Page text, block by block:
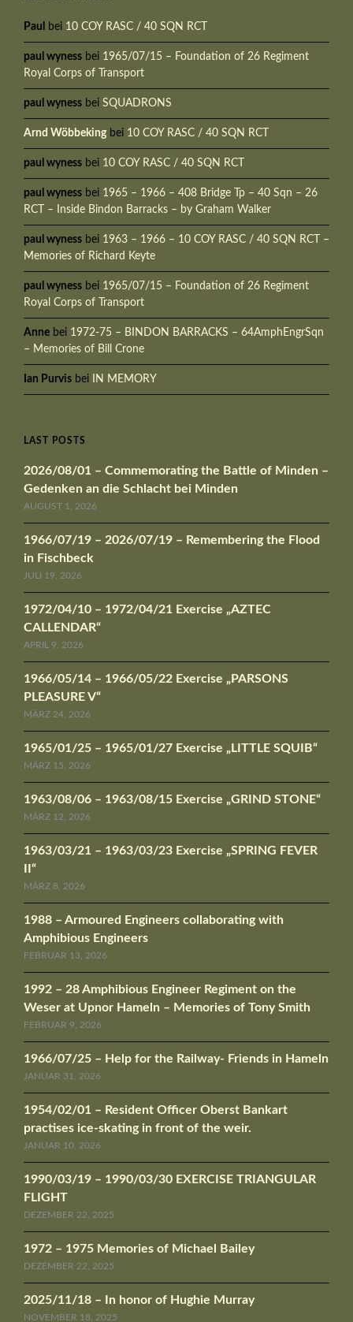
Paul bei 10 COY RASC / 40 SQN RCT
paul wyness bei 1965/07/15 – Foundation of 26 Regiment
Royal Corps of Transport
paul wyness bei SQUADRONS
Arnd Wöbbekingbei 10 COY RASC / 40 SQN RCT
paul wyness bei 10 COY RASC / 40 SQN RCT
paul wyness bei 1965 – 1966 – 408 Bridge Tp – 40 Sqn – 26
RCT – Inside Bindon Barracks – by Graham Walker
paul wyness bei 1963 – 1966 – 10 COY RASC / 40 SQN RCT –
Memories of Richard Keyte
paul wyness bei 1965/07/15 – Foundation of 26 Regiment
Royal Corps of Transport
Anne bei 1972-75 – BINDON BARRACKS – 64AmphEngrSqn
– Memories of Bill Crone
Ian Purvis bei IN MEMORY
LAST POSTS
2026/08/01 – Commemorating the Battle of Minden –
Gedenken an die Schlacht bei Minden
AUGUST 1, 2026
1966/07/19 – 2026/07/19 – Remembering the Flood
in Fischbeck
JULI 19, 2026
1972/04/10 – 1972/04/21 Exercise „AZTEC
CALLENDAR“
APRIL 9, 2026
1966/05/14 – 1966/05/22 Exercise „PARSONS
PLEASURE V“
MÄRZ 24, 2026
1965/01/25 – 1965/01/27 Exercise „LITTLE SQUIB“
MÄRZ 15, 2026
1963/08/06 – 1963/08/15 Exercise „GRIND STONE“
MÄRZ 12, 2026
1963/03/21 – 1963/03/23 Exercise „SPRING FEVER
II“
MÄRZ 8, 2026
1988 – Armoured Engineers collaborating with
Amphibious Engineers
FEBRUAR 13, 2026
1992 – 28 Amphibious Engineer Regiment on the
Weser at Upnor Hameln – Memories of Tony Smith
FEBRUAR 9, 2026
1966/07/25 – Help for the Railway- Friends in Hameln
JANUAR 31, 2026
1954/02/01 – Resident Officer Oberst Bankart
practises ice-skating in front of the weir.
JANUAR 10, 2026
1990/03/19 – 1990/03/30 EXERCISE TRIANGULAR
FLIGHT
DEZEMBER 22, 2025
1972 – 1975 Memories of Michael Bailey
DEZEMBER 22, 2025
2025/11/18 – In honor of Hughie Murray
NOVEMBER 18, 2025